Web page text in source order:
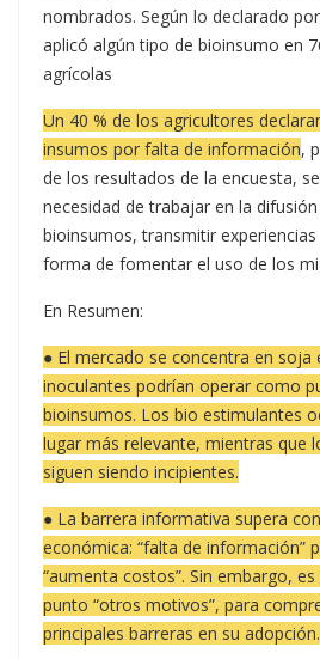
nombrados. Según lo declarado
aplicó algún tipo de bioinsumo en
agrícolas
Un 40 % de los agricultores
insumos por falta de información,
de los resultados de la encuesta,
necesidad de trabajar en la
bioinsumos, transmitir
forma de fomentar el uso de los
En Resumen:
● El mercado se concentra en soja
inoculantes podrían operar como
bioinsumos. Los bio estimulantes
lugar más relevante, mientras que
siguen siendo incipientes.
● La barrera informativa supera
económica: “falta de información”
“aumenta costos”. Sin embargo,
punto “otros motivos”, para
principales barreras en su adopción.